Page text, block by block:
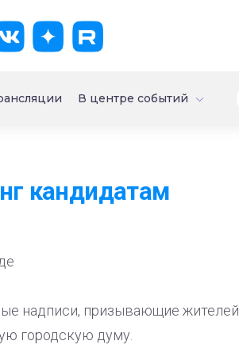
В центре событий
кандидатам
надписи, призывающие жителей
городскую думу.